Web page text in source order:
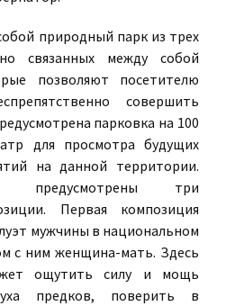
природный парк из трех
связанных между собой
позволяют посетителю
совершить
парковка на 100
для просмотра будущих
на данной территории.
предусмотрены три
Первая композиция
мужчины в национальном
с ним женщина-мать. Здесь
ощутить силу и мощь
предков, поверить в